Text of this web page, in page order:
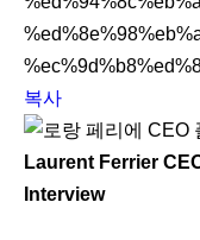
e
복사
Laurent Ferrier
Interview